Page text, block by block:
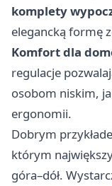
komplety
elegancką formę
Komfort dla
regulacje
osobom niskim,
ergonomii.
Dobrym
którym
góra–dół.